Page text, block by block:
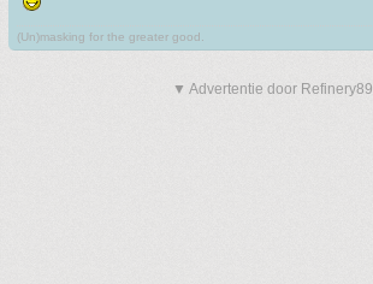
(Un)masking for the greater good.
▼ Advertentie door Refinery89